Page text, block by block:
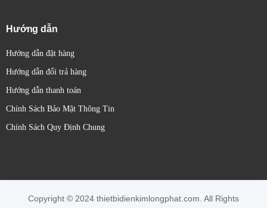
Hướng dẫn
Hướng dẫn đặt hàng
Hướng dẫn đổi trả hàng
Hướng dẫn thanh toán
Chính Sách Bảo Mật Thông Tin
Chính Sách Quy Định Chung
Copyright © 2024 thietbidienkimlongphat.com. All Rights